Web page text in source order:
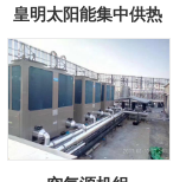
皇明太阳能集中供热